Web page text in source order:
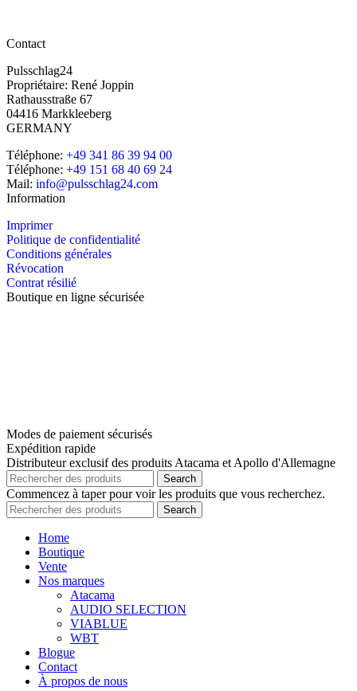
Contact
Pulsschlag24
Propriétaire: René Joppin
Rathausstraße 67
04416 Markkleeberg
GERMANY
Téléphone: +49 341 86 39 94 00
Téléphone: +49 151 68 40 69 24
Mail: info@pulsschlag24.com
Information
Imprimer
Politique de confidentialité
Conditions générales
Révocation
Contrat résilié
Boutique en ligne sécurisée
Modes de paiement sécurisés
Expédition rapide
Distributeur exclusif des produits Atacama et Apollo d'Allemagne
Search
Commencez à taper pour voir les produits que vous recherchez.
Search
Home
Boutique
Vente
Nos marques
Atacama
AUDIO SELECTION
VIABLUE
WBT
Blogue
Contact
À propos de nous